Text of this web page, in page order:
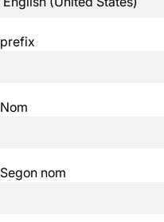
prefix
Nom
Segon nom